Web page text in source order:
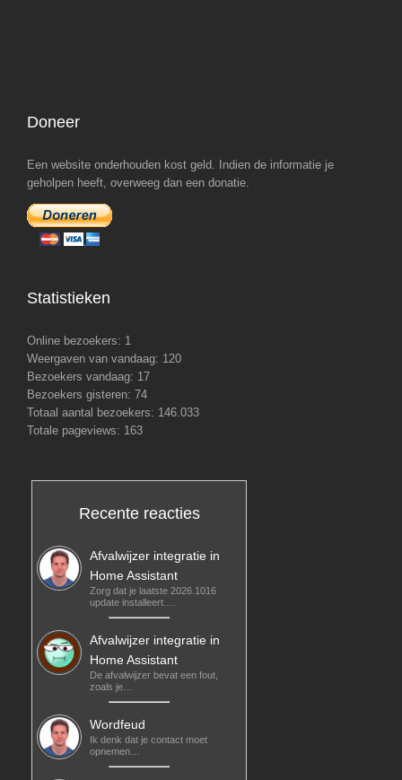
Doneer
Een website onderhouden kost geld. Indien de informatie je
geholpen heeft, overweeg dan een donatie.
Statistieken
Online bezoekers: 1
Weergaven van vandaag: 120
Bezoekers vandaag: 17
Bezoekers gisteren: 74
Totaal aantal bezoekers: 146.033
Totale pageviews: 163
Recente reacties
Afvalwijzer integratie in
Home Assistant
Zorg dat je laatste 2026.1016
update installeert.…
Afvalwijzer integratie in
Home Assistant
De afvalwijzer bevat een fout,
zoals je…
Wordfeud
Ik denk dat je contact moet
opnemen…